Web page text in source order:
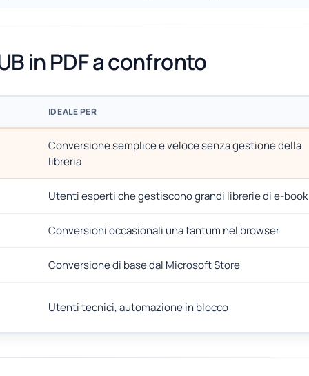
in PDF a confronto
IDEALE PER
Conversione semplice e veloce senza gestione della
libreria
Utenti esperti che gestiscono grandi librerie di e-book
Conversioni occasionali una tantum nel browser
Conversione di base dal Microsoft Store
Utenti tecnici, automazione in blocco